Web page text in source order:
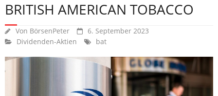
BRITISH AMERICAN TOBACCO
Von BörsenPeter
6. September 2023
Dividenden-Aktien
bat